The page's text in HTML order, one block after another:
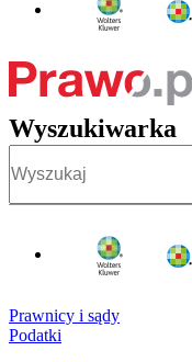
Wyszukiwarka
Prawnicy i sądy
Podatki